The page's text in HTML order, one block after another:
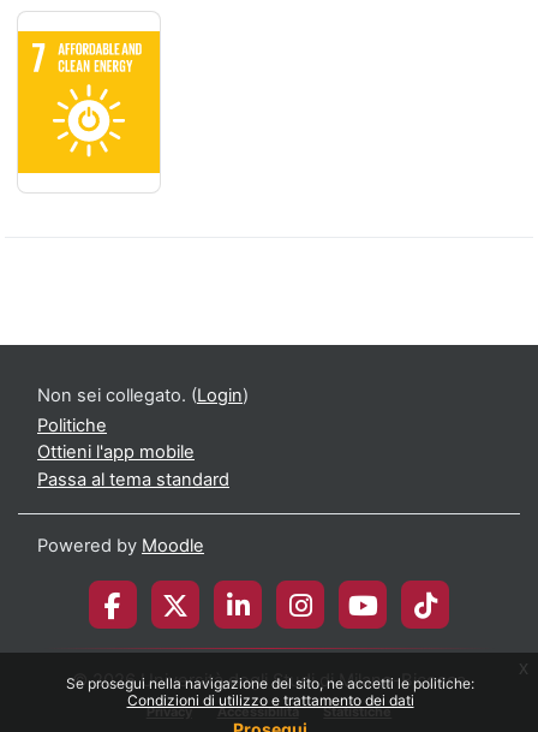
Se prosegui nella navigazione del sito, ne accetti le politiche:
Condizioni di utilizzo e trattamento dei dati
x
ENERGIA PULITA E ACCESSIBILE - Assicurare a tutti
Non sei collegato. (Login)
Politiche
Ottieni l'app mobile
Passa al tema standard
Powered by Moodle
© 2026 Università degli Studi di Milano-Bicocca
Privacy Accessibilità Statistiche